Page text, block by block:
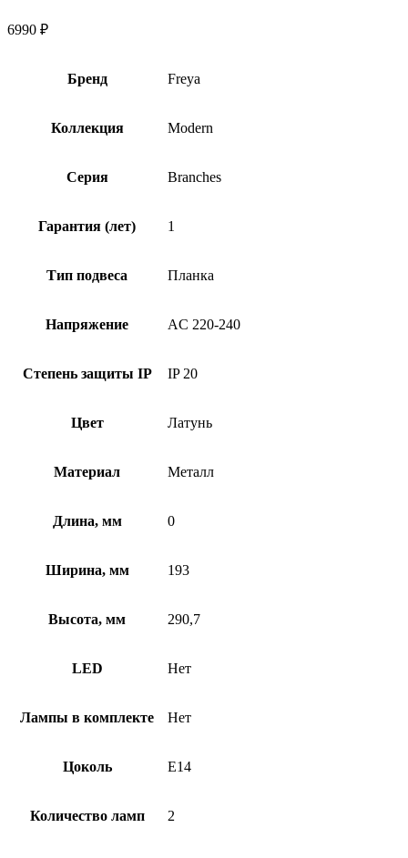
6990 ₽
Бренд Freya
Коллекция Modern
Серия Branches
Гарантия (лет) 1
Тип подвеса Планка
Напряжение AC 220-240
Степень защиты IP IP 20
Цвет Латунь
Материал Металл
Длина, мм 0
Ширина, мм 193
Высота, мм 290,7
LED Нет
Лампы в комплекте Нет
Цоколь E14
Количество ламп 2